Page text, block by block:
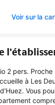
Voir sur la
2 pers.
à Les
d'Huez. Vous